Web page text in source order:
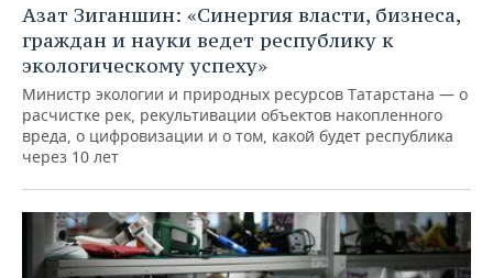
Азат Зиганшин: «Синергия власти, бизнеса,
граждан и науки ведет республику к
экологическому успеху»
Министр экологии и природных ресурсов Татарстана — о
расчистке рек, рекультивации объектов накопленного
вреда, о цифровизации и о том, какой будет республика
через 10 лет